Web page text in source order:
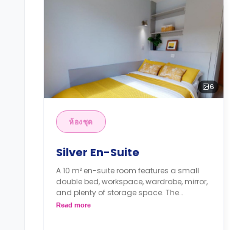
6
ห้องชุด
Silver En-Suite
A 10 m² en-suite room features a small
double bed, workspace, wardrobe, mirror,
and plenty of storage space. The
communal area has a lounge with a TV
Read more